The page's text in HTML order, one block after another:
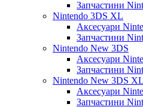
Запчастини
Nintendo 3DS XL
Аксесуари
Запчастини
Nintendo New 3DS
Аксесуари
Запчастини
Nintendo New 3DS XL
Аксесуари
Запчастини